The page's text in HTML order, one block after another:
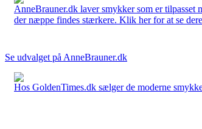
AnneBrauner.dk laver smykker som er tilpasset
der næppe findes stærkere. Klik her for at se
Se udvalget på AnneBrauner.dk
Hos GoldenTimes.dk sælger de moderne